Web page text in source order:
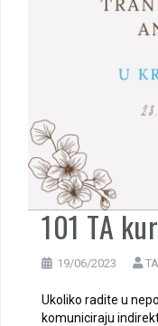
101 TA
19/06/2023
Ukoliko radite u
komuniciraju